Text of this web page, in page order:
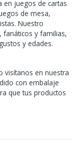
en juegos de cartas
de mesa,
Nuestro
fanáticos y familias,
y edades.
visítanos en nuestra
con embalaje
que tus productos